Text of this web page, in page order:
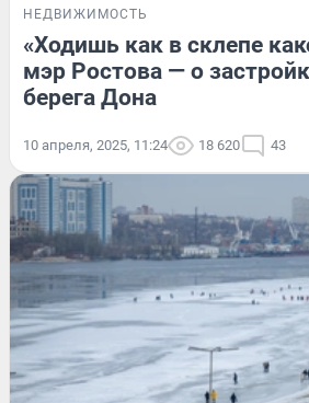
НЕДВИЖИМОСТЬ
«Ходишь как в склепе
мэр Ростова — о
берега Дона
10 апреля, 2025, 11:24 18 620 43